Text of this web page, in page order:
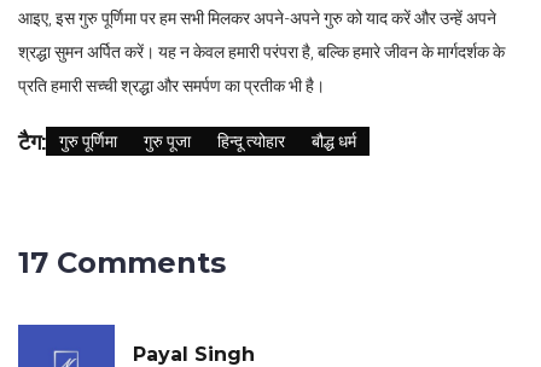
आइए, इस गुरु पूर्णिमा पर हम सभी मिलकर अपने-अपने गुरु को याद करें और उन्हें अपने
श्रद्धा सुमन अर्पित करें। यह न केवल हमारी परंपरा है, बल्कि हमारे जीवन के मार्गदर्शक के
प्रति हमारी सच्ची श्रद्धा और समर्पण का प्रतीक भी है।
टैग: गुरु पूर्णिमा गुरु पूजा हिन्दू त्योहार बौद्ध धर्म
17 Comments
Payal Singh